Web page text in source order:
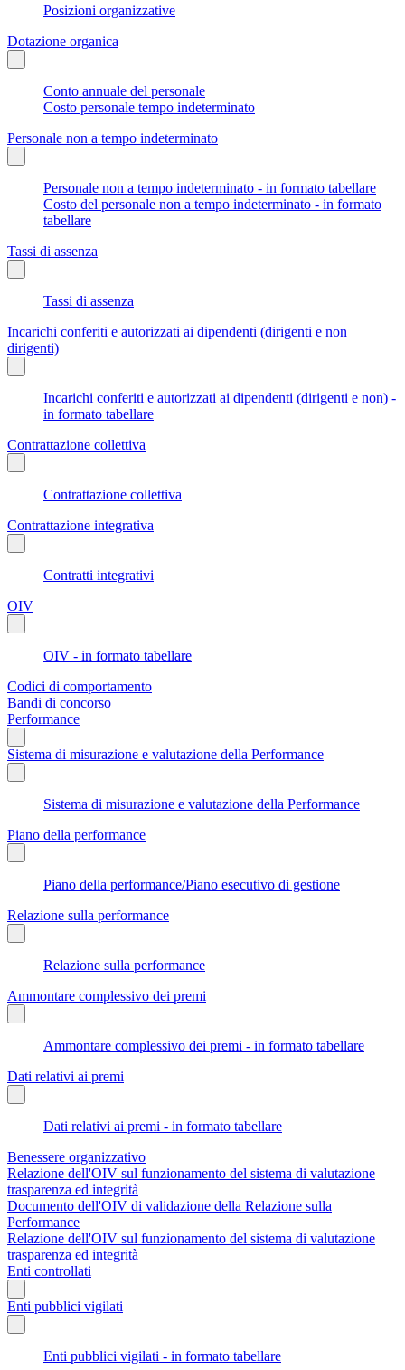
Posizioni organizzative
Dotazione organica
Conto annuale del personale
Costo personale tempo indeterminato
Personale non a tempo indeterminato
Personale non a tempo indeterminato - in formato tabellare
Costo del personale non a tempo indeterminato - in formato
tabellare
Tassi di assenza
Tassi di assenza
Incarichi conferiti e autorizzati ai dipendenti (dirigenti e non
dirigenti)
Incarichi conferiti e autorizzati ai dipendenti (dirigenti e non) -
in formato tabellare
Contrattazione collettiva
Contrattazione collettiva
Contrattazione integrativa
Contratti integrativi
OIV
OIV - in formato tabellare
Codici di comportamento
Bandi di concorso
Performance
Sistema di misurazione e valutazione della Performance
Sistema di misurazione e valutazione della Performance
Piano della performance
Piano della performance/Piano esecutivo di gestione
Relazione sulla performance
Relazione sulla performance
Ammontare complessivo dei premi
Ammontare complessivo dei premi - in formato tabellare
Dati relativi ai premi
Dati relativi ai premi - in formato tabellare
Benessere organizzativo
Relazione dell'OIV sul funzionamento del sistema di valutazione
trasparenza ed integrità
Documento dell'OIV di validazione della Relazione sulla
Performance
Relazione dell'OIV sul funzionamento del sistema di valutazione
trasparenza ed integrità
Enti controllati
Enti pubblici vigilati
Enti pubblici vigilati - in formato tabellare